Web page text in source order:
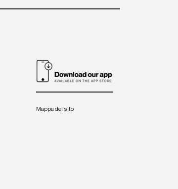
Mappa del sito